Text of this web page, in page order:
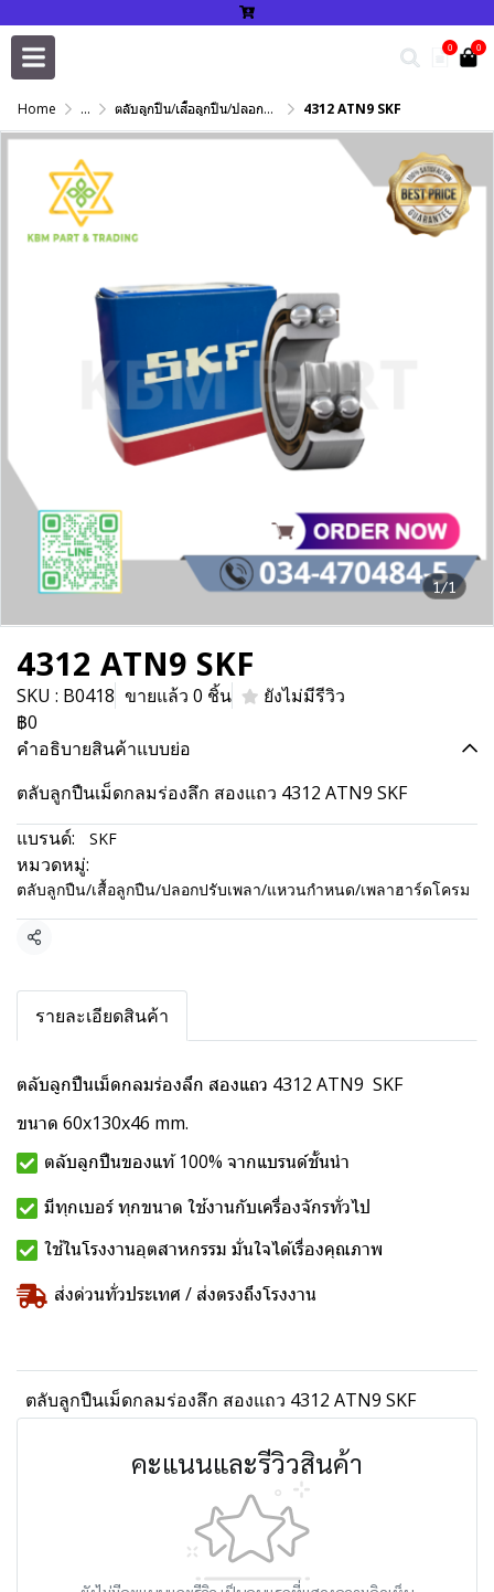
0 0
Home ... ตลับลูกปืน/เสื้อลูกปืน/ปลอกปรับเพลา/แหวนกำหนด/เพลาฮาร์ดโครม 4312 ATN9 SKF
1/1
4312 ATN9 SKF
SKU : B0418 ขายแล้ว 0 ชิ้น
ยังไม่มีรีวิว
฿0
คำอธิบายสินค้าแบบย่อ
ตลับลูกปืนเม็ดกลมร่องลึก สองแถว 4312 ATN9 SKF
แบรนด์:
SKF
หมวดหมู่:
ตลับลูกปืน/เสื้อลูกปืน/ปลอกปรับเพลา/แหวนกำหนด/เพลาฮาร์ดโครม
แชร์
รายละเอียดสินค้า
ตลับลูกปืนเม็ดกลมร่องลึก สองแถว 4312 ATN9 SKF
ขนาด 60x130x46 mm.
ตลับลูกปืนของแท้ 100% จากแบรนด์ชั้นนำ
มีทุกเบอร์ ทุกขนาด ใช้งานกับเครื่องจักรทั่วไป
ใช้ในโรงงานอุตสาหกรรม มั่นใจได้เรื่องคุณภาพ
ส่งด่วนทั่วประเทศ / ส่งตรงถึงโรงงาน
ตลับลูกปืนเม็ดกลมร่องลึก สองแถว 4312 ATN9 SKF
คะแนนและรีวิวสินค้า